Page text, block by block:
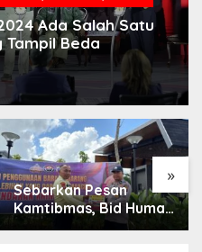
Ada Salah Satu
Tampil Beda
»
Hari Bhayangkara Jadi
Momentum Berbagi,
Polres Gowa Datangi